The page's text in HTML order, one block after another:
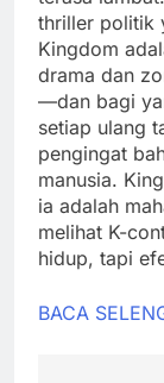
thriller politik
Kingdom
drama dan
—dan bagi
setiap ulang
pengingat
manusia.
ia adalah
melihat K-
hidup, tapi
BACA